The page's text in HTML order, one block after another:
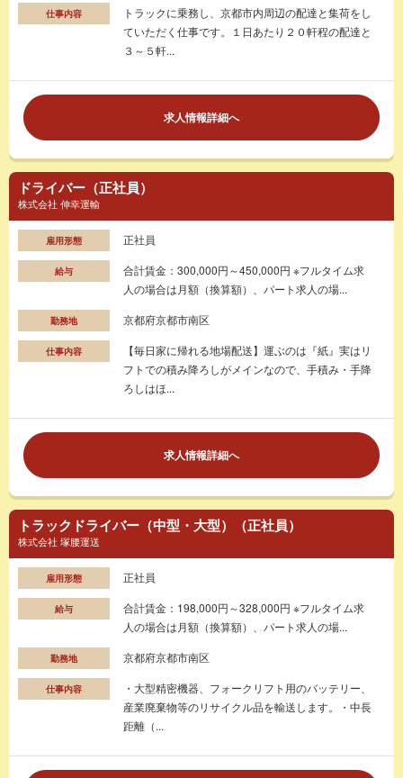
仕事内容
トラックに乗務し、京都市内周辺の配達と集荷をし
ていただく仕事です。１日あたり２０軒程の配達と
３～５軒...
求人情報詳細へ
ドライバー（正社員）
株式会社 伸幸運輸
雇用形態 正社員
給与
合計賃金：300,000円～450,000円 ※フルタイム求
人の場合は月額（換算額）、パート求人の場...
勤務地 京都府京都市南区
仕事内容
【毎日家に帰れる地場配送】運ぶのは『紙』実はリ
フトでの積み降ろしがメインなので、手積み・手降
ろしはほ...
求人情報詳細へ
トラックドライバー（中型・大型）（正社員）
株式会社 塚腰運送
雇用形態 正社員
給与
合計賃金：198,000円～328,000円 ※フルタイム求
人の場合は月額（換算額）、パート求人の場...
勤務地 京都府京都市南区
仕事内容
・大型精密機器、フォークリフト用のバッテリー、
産業廃棄物等のリサイクル品を輸送します。・中長
距離（...